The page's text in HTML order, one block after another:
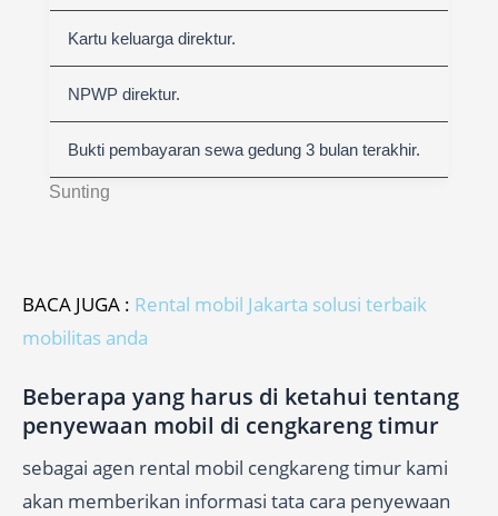
Sunting
Kartu keluarga direktur.
NPWP direktur.
Bukti pembayaran sewa gedung 3 bulan terakhir.
BACA JUGA : Rental mobil Jakarta solusi terbaik
mobilitas anda
Beberapa yang harus di ketahui tentang
penyewaan mobil di cengkareng timur
sebagai agen rental mobil cengkareng timur kami
akan memberikan informasi tata cara penyewaan